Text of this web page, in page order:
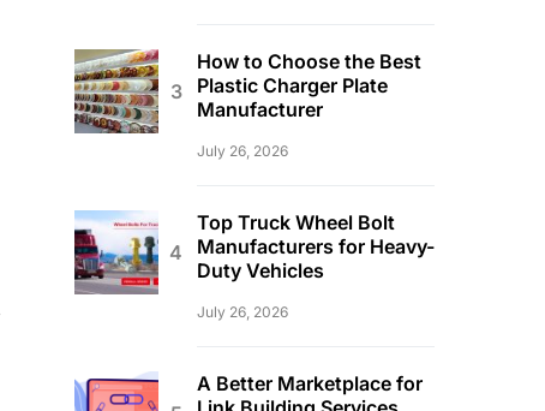
How to Choose the Best
Plastic Charger Plate
Manufacturer
July 26, 2026
Top Truck Wheel Bolt
Manufacturers for Heavy-
Duty Vehicles
July 26, 2026
A Better Marketplace for